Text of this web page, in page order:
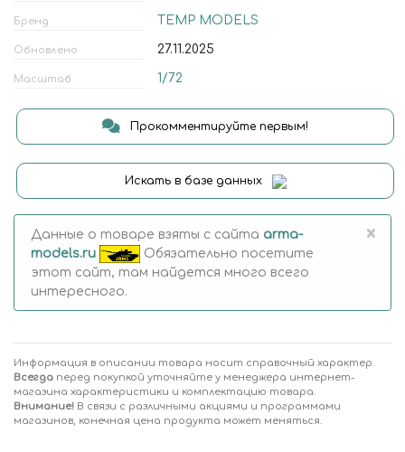
Бренд TEMP MODELS
Обновлено 27.11.2025
Масштаб 1/72
Прокомментируйте первым!
Искать в базе данных
Данные о товаре взяты с сайта arma-
models.ru
Обязательно посетите
этот сайт, там найдется много всего
интересного.
×
Информация в описании товара носит справочный характер.
Всегда перед покупкой уточняйте у менеджера интернет-
магазина характеристики и комплектацию товара.
Внимание! В связи с различными акциями и программами
магазинов, конечная цена продукта может меняться.